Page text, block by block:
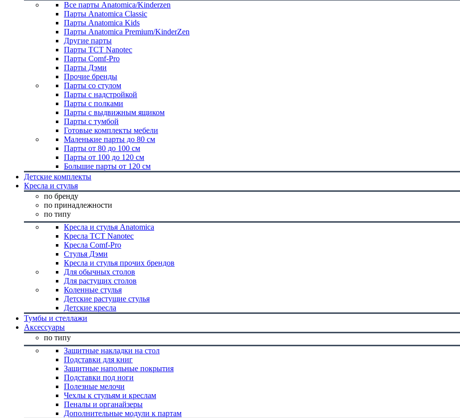
Все парты Anatomica/Kinderzen
Парты Anatomica Classic
Парты Anatomica Kids
Парты Anatomica Premium/KinderZen
Другие парты
Парты TCT Nanotec
Парты Comf-Pro
Парты Дэми
Прочие бренды
Парты со стулом
Парты с надстройкой
Парты с полками
Парты с выдвижным ящиком
Парты с тумбой
Готовые комплекты мебели
Маленькие парты до 80 см
Парты от 80 до 100 см
Парты от 100 до 120 см
Большие парты от 120 см
Детские комплекты
Кресла и стулья
по бренду
по принадлежности
по типу
Кресла и стулья Anatomica
Кресла TCT Nanotec
Кресла Comf-Pro
Стулья Дэми
Кресла и стулья прочих брендов
Для обычных столов
Для растущих столов
Коленные стулья
Детские растущие стулья
Детские кресла
Тумбы и стеллажи
Аксессуары
по типу
Защитные накладки на стол
Подставки для книг
Защитные напольные покрытия
Подставки под ноги
Полезные мелочи
Чехлы к стульям и креслам
Пеналы и органайзеры
Дополнительные модули к партам